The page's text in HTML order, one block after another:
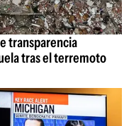
transparencia
tras el terremoto